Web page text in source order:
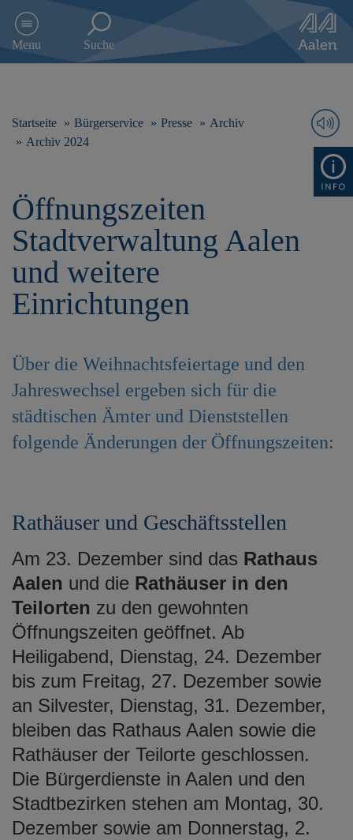
e
Menu Suche
Startseite Bürgerservice Presse
Archiv
Archiv 2024
Öffnungszeiten
Stadtverwaltung Aalen
und weitere
Einrichtungen
Über die Weihnachtsfeiertage und den
Jahreswechsel ergeben sich für die
städtischen Ämter und Dienststellen
folgende Änderungen der Öffnungszeiten:
Rathäuser und Geschäftsstellen
Am 23. Dezember sind das Rathaus
Aalen und die Rathäuser in den
Teilorten zu den gewohnten
Öffnungszeiten geöffnet. Ab
Heiligabend, Dienstag, 24. Dezember
bis zum Freitag, 27. Dezember sowie
an Silvester, Dienstag, 31. Dezember,
bleiben das Rathaus Aalen sowie die
Rathäuser der Teilorte geschlossen.
Die Bürgerdienste in Aalen und den
Stadtbezirken stehen am Montag, 30.
Dezember sowie am Donnerstag, 2.